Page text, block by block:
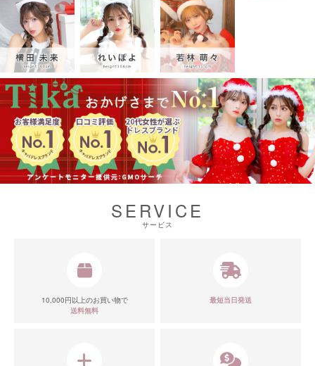
SERVICE
サービス
10,000円以上のお買い物で
送料無料
最短当日発送